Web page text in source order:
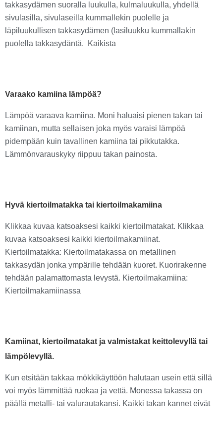
takkasydämen suoralla luukulla, kulmaluukulla, yhdellä
sivulasilla, sivulaseilla kummallekin puolelle ja
läpiluukullisen takkasydämen (lasiluukku kummallakin
puolella takkasydäntä. Kaikista
Varaako kamiina lämpöä?
Lämpöä varaava kamiina. Moni haluaisi pienen takan tai
kamiinan, mutta sellaisen joka myös varaisi lämpöä
pidempään kuin tavallinen kamiina tai pikkutakka.
Lämmönvarauskyky riippuu takan painosta.
Hyvä kiertoilmatakka tai kiertoilmakamiina
Klikkaa kuvaa katsoaksesi kaikki kiertoilmatakat. Klikkaa
kuvaa katsoaksesi kaikki kiertoilmakamiinat.
Kiertoilmatakka: Kiertoilmatakassa on metallinen
takkasydän jonka ympärille tehdään kuoret. Kuorirakenne
tehdään palamattomasta levystä. Kiertoilmakamiina:
Kiertoilmakamiinassa
Kamiinat, kiertoilmatakat ja valmistakat keittolevyllä tai
lämpölevyllä.
Kun etsitään takkaa mökkikäyttöön halutaan usein että sillä
voi myös lämmittää ruokaa ja vettä. Monessa takassa on
päällä metalli- tai valurautakansi. Kaikki takan kannet eivät